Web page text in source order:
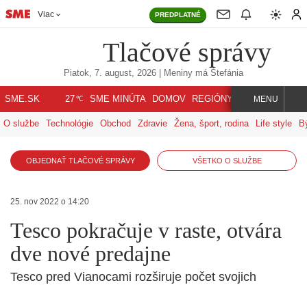
Viac PREDPLATNÉ
Tlačové správy
Piatok, 7. august, 2026 | Meniny má Štefánia
SME.SK 27℃ SME MINÚTA DOMOV REGIÓNY INDEX SVET
MENU
O službe Technológie Obchod Zdravie Žena, šport, rodina Life style
OBJEDNAŤ TLAČOVÉ SPRÁVY VŠETKO O SLUŽBE
25. nov 2022 o 14:20
Tesco pokračuje v raste, otvára
dve nové predajne
Tesco pred Vianocami rozširuje počet svojich